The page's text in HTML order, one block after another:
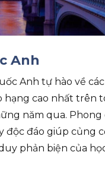
Anh
Anh tự hào về
hạng cao nhất trên
năm qua. Phong
độc đáo giúp củng
phản biện của